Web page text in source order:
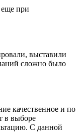
при
выставили
сложно было
качественное и по
в выборе
С данной